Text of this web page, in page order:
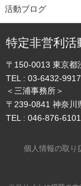
活動ブログ
特定非営利活
〒150-0013 東京都
TEL : 03-6432-9917
＜三浦事務所＞
〒239-0841 神奈川
TEL : 046-876-6101
個人情報の取り